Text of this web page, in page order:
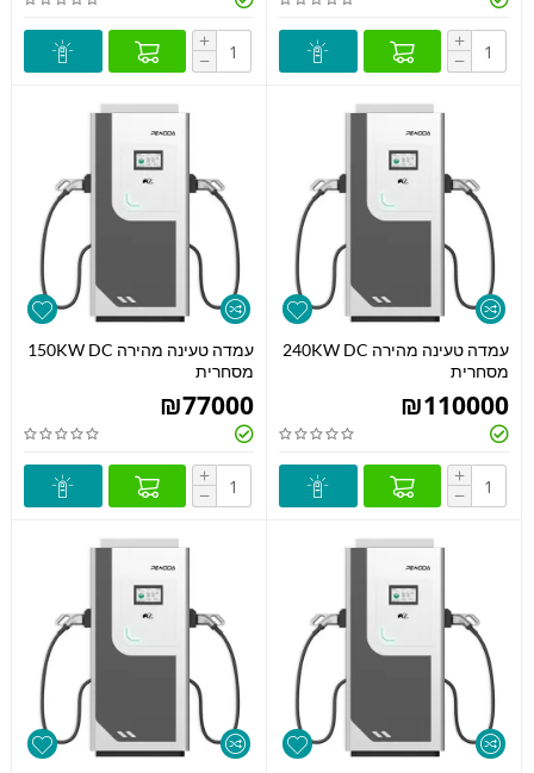
+
−
+
−
עמדה טעינה מהירה 240KW DC
מסחרית
₪110000
+
−
עמדה טעינה מהירה 150KW DC
מסחרית
₪77000
+
−